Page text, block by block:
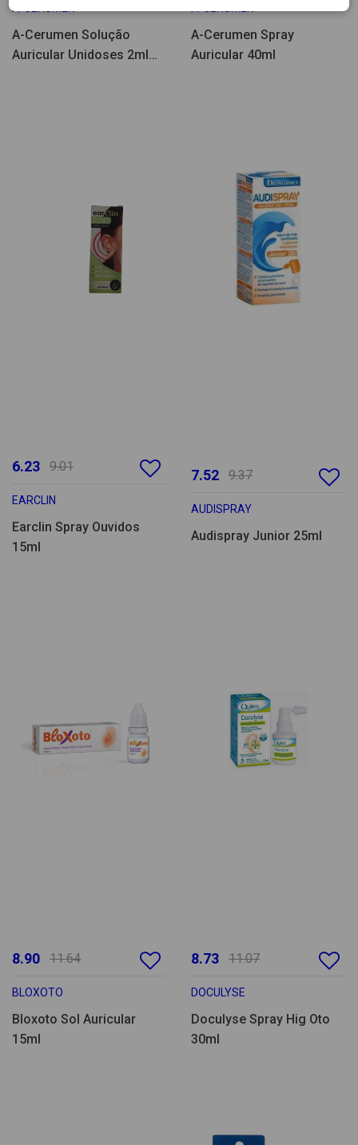
A-CERUMEN
A-Cerumen Solução
Auricular Unidoses 2ml
A-Cerumen Spray
Auricular 40ml
6.23 9.01
EARCLIN
Earclin Spray Ouvidos
15ml
7.52 9.37
AUDISPRAY
Audispray Junior 25ml
8.90 11.64
BLOXOTO
Bloxoto Sol Auricular
15ml
8.73 11.07
DOCULYSE
Doculyse Spray Hig Oto
30ml